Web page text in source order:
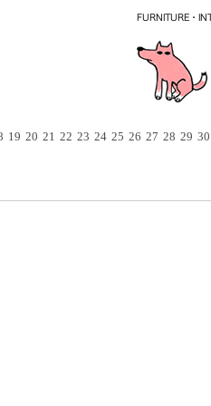
19 20 21 22 23 24 25 26 27 28 29 30